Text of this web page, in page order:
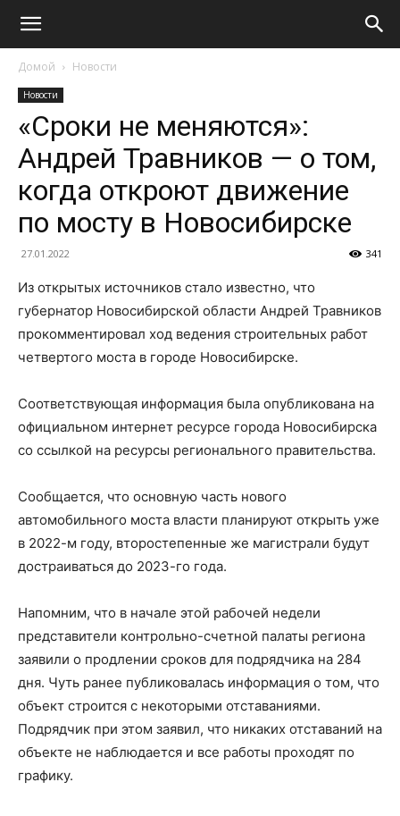
Домой Новости
Новости
«Сроки не меняются»:
Андрей Травников — о том,
когда откроют движение
по мосту в Новосибирске
27.01.2022 341
Из открытых источников стало известно, что
губернатор Новосибирской области Андрей Травников
прокомментировал ход ведения строительных работ
четвертого моста в городе Новосибирске.
Соответствующая информация была опубликована на
официальном интернет ресурсе города Новосибирска
со ссылкой на ресурсы регионального правительства.
Сообщается, что основную часть нового
автомобильного моста власти планируют открыть уже
в 2022-м году, второстепенные же магистрали будут
достраиваться до 2023-го года.
Напомним, что в начале этой рабочей недели
представители контрольно-счетной палаты региона
заявили о продлении сроков для подрядчика на 284
дня. Чуть ранее публиковалась информация о том, что
объект строится с некоторыми отставаниями.
Подрядчик при этом заявил, что никаких отставаний на
объекте не наблюдается и все работы проходят по
графику.